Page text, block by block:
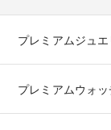
プレミアムジュ
プレミアムウォッ